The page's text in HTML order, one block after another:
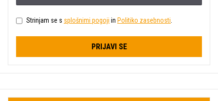
Strinjam se s splošnimi pogoji in Politiko zasebnosti
PRIJAVI SE